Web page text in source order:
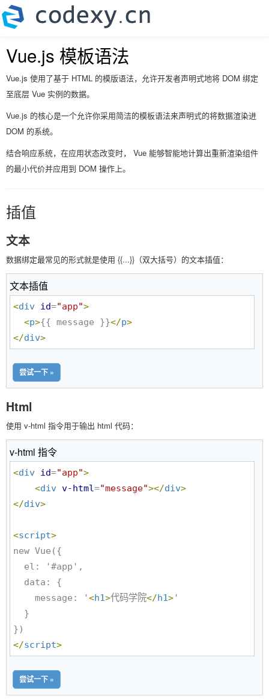
Vue.js 模板语法
Vue.js 使用了基于 HTML 的模版语法，允许开发者声明式地将 DOM 绑定
至底层 Vue 实例的数据。
Vue.js 的核心是一个允许你采用简洁的模板语法来声明式的将数据渲染进
DOM 的系统。
结合响应系统，在应用状态改变时， Vue 能够智能地计算出重新渲染组件
的最小代价并应用到 DOM 操作上。
插值
文本
数据绑定最常见的形式就是使用 {{...}}（双大括号）的文本插值：
文本插值
<div id="app">
<p>{{ message }}</p>
</div>
尝试一下 »
Html
使用 v-html 指令用于输出 html 代码：
v-html 指令
<div id="app">
<div v-html="message"></div>
</div>
<script>
new Vue({
    message: '
<h1>代码学院</h1> '
</script>
尝试一下 »